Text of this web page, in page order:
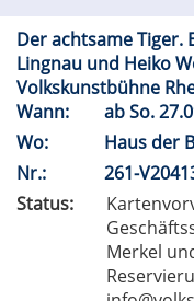
Der achtsame Tiger.
Lingnau und Heiko
Volkskunstbühne
Wann:
abSo.
Wo:
Haus der
Nr.:
261-
Status:
Merkel